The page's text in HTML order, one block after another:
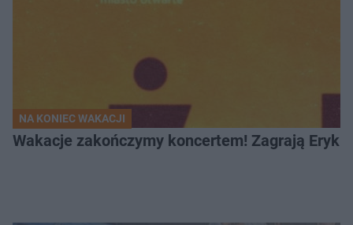
NA KONIEC WAKACJI
Wakacje zakończymy koncertem! Zagrają Eryk